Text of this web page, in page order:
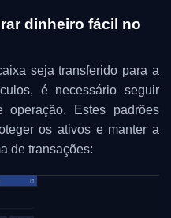
dinheiro fácil no
seja transferido para a
é necessário seguir
operação. Estes padrões
os ativos e manter a
de transações: